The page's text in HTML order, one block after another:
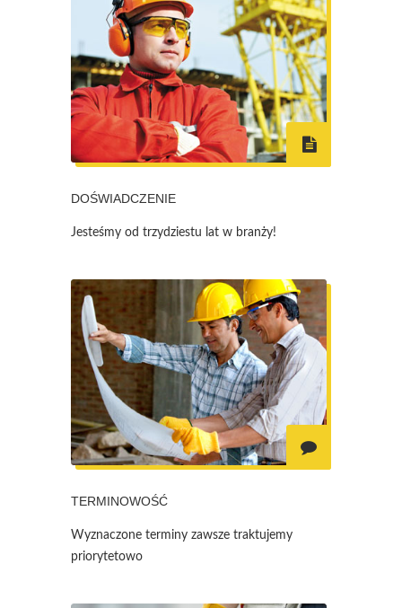
DOŚWIADCZENIE
Jesteśmy od trzydziestu lat w branży!
TERMINOWOŚĆ
Wyznaczone terminy zawsze traktujemy
priorytetowo